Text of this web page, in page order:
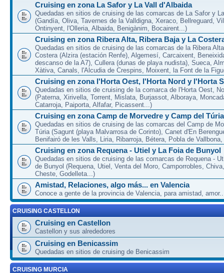
Cruising en zona La Safor y La Vall d'Albaida
Quedadas en sitios de cruising de las comarcas de La Safor y
(Gandía, Oliva, Tavernes de la Valldigna, Xeraco, Bellreguard,
Ontinyent, l'Olleria, Albaida, Benigànim, Bocairent...)
Cruising en zona Ribera Alta, Ribera Baja y La
Quedadas en sitios de cruising de las comarcas de la Ribera
Costera (Alzira (estación Renfe), Algemesí, Carcaixent,
descanso de la A7), Cullera (dunas de playa nudista), Sueca,
Xàtiva, Canals, l'Alcudia de Crespins, Moixent, la Font de la
Cruising en zona l'Horta Oest, l'Horta Nord y l'Horta
Quedadas en sitios de cruising de la comarca de l'Horta Oest,
(Paterna, Xirivella, Torrent, Mislata, Burjassot, Alboraya,
Catarroja, Paiporta, Alfafar, Picassent...)
Cruising en zona Camp de Morvedre y Camp del Túria
Quedadas en sitios de cruising de las comarcas del Camp de
Túria (Sagunt (playa Malvarrosa de Corinto), Canet d'En
Benifairó de les Valls, Liria, Ribarroja, Bétera, Pobla de
Cruising en zona Requena - Utiel y La Foia de Bunyol
Quedadas en sitios de cruising de las comarcas de Requena -
de Bunyol (Requena, Utiel, Venta del Moro, Camporrobles,
Cheste, Godelleta...)
Amistad, Relaciones, algo más... en Valencia
Conoce a gente de la provincia de Valencia, para amistad,
CRUISING CASTELLON
Cruising en Castellon
Castellon y sus alrededores
Cruising en Benicassim
Quedadas en sitios de cruising de Benicassim
CRUISING MURCIA